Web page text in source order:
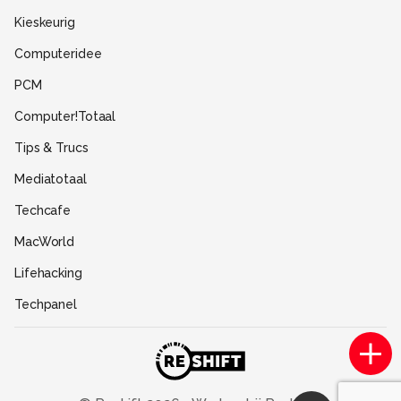
Kieskeurig
Computeridee
PCM
Computer!Totaal
Tips & Trucs
Mediatotaal
Techcafe
MacWorld
Lifehacking
Techpanel